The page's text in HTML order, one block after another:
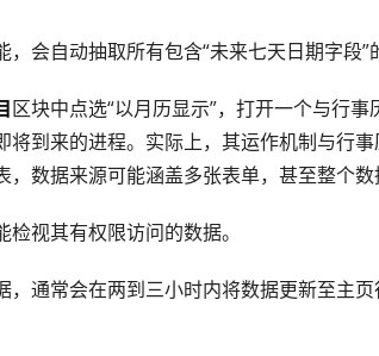
会自动抽取所有包含“未来七天日期字段”
区块中点选“以月历显示”，打开一个与行事
将到来的进程。实际上，其运作机制与行
数据来源可能涵盖多张表单，甚至整个数
视其有权限访问的数据。
通常会在两到三小时内将数据更新至主页